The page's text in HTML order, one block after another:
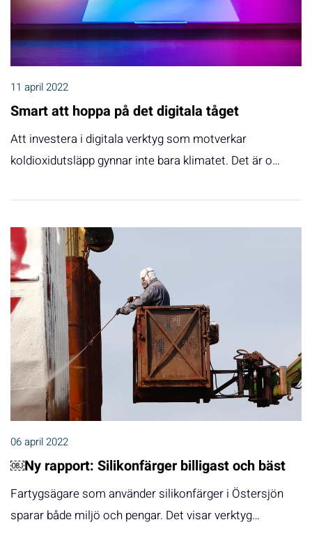
11 april 2022
Smart att hoppa på det digitala tåget
Att investera i digitala verktyg som motverkar
koldioxidutsläpp gynnar inte bara klimatet. Det är o…
06 april 2022
￼Ny rapport: Silikonfärger billigast och bäst
Fartygsägare som använder silikonfärger i Östersjön
sparar både miljö och pengar. Det visar verktyg…